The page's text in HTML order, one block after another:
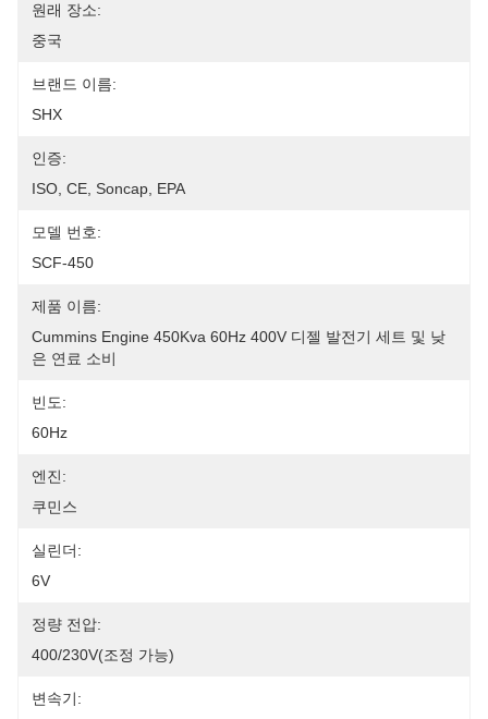
원래 장소:
중국
브랜드 이름:
SHX
인증:
ISO, CE, Soncap, EPA
모델 번호:
SCF-450
제품 이름:
Cummins Engine 450Kva 60Hz 400V 디젤 발전기 세트 및 낮
은 연료 소비
빈도:
60Hz
엔진:
쿠민스
실린더:
6V
정량 전압:
400/230V(조정 가능)
변속기: